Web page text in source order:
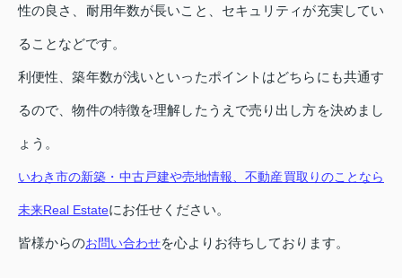
性の良さ、耐用年数が長いこと、セキュリティが充実してい
ることなどです。
利便性、築年数が浅いといったポイントはどちらにも共通す
るので、物件の特徴を理解したうえで売り出し方を決めまし
ょう。
いわき市の新築・中古戸建や売地情報、不動産買取りのことなら
未来Real Estateにお任せください。
皆様からのお問い合わせを心よりお待ちしております。